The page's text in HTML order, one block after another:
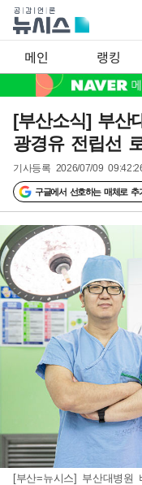
메인 랭킹
[부산소식] 부산
광경유 전립선
기사등록 2026/07/09
구글에서 선호하는 매체로 추
[부산=뉴시스] 부산대병원